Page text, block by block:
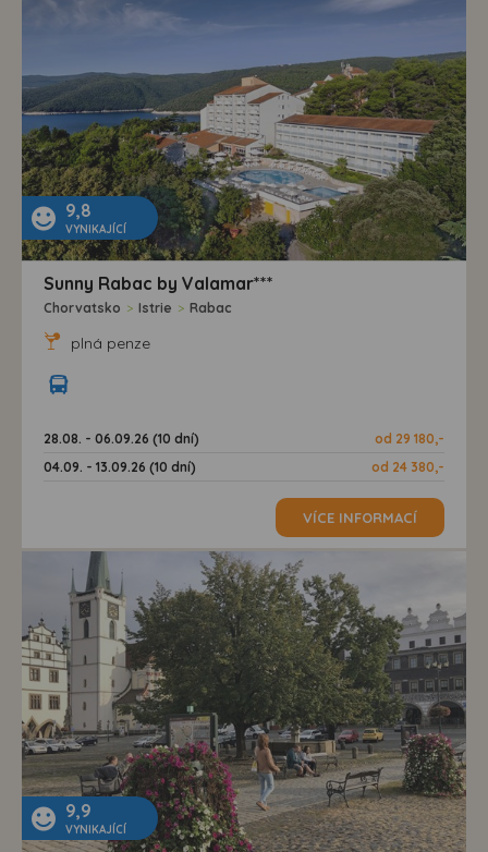
9,8
VYNIKAJÍCÍ
Sunny Rabac by Valamar***
Chorvatsko > Istrie > Rabac
plná penze
28.08. - 06.09.26 (10 dní)
od 29 180,-
04.09. - 13.09.26 (10 dní)
od 24 380,-
VÍCE INFORMACÍ
9,9
VYNIKAJÍCÍ